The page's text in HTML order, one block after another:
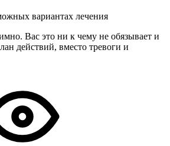
вариантах лечения
Вас это ни к чему не обязывает и
действий, вместо тревоги и